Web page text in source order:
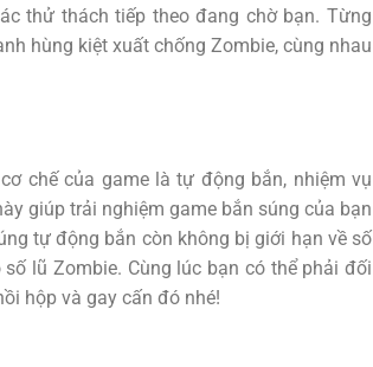
thử thách tiếp theo đang chờ bạn. Từng
hùng kiệt xuất chống Zombie, cùng nhau
chế của game là tự động bắn, nhiệm vụ
giúp trải nghiệm game bắn súng của bạn
tự động bắn còn không bị giới hạn về số
lũ Zombie. Cùng lúc bạn có thể phải đối
hộp và gay cấn đó nhé!